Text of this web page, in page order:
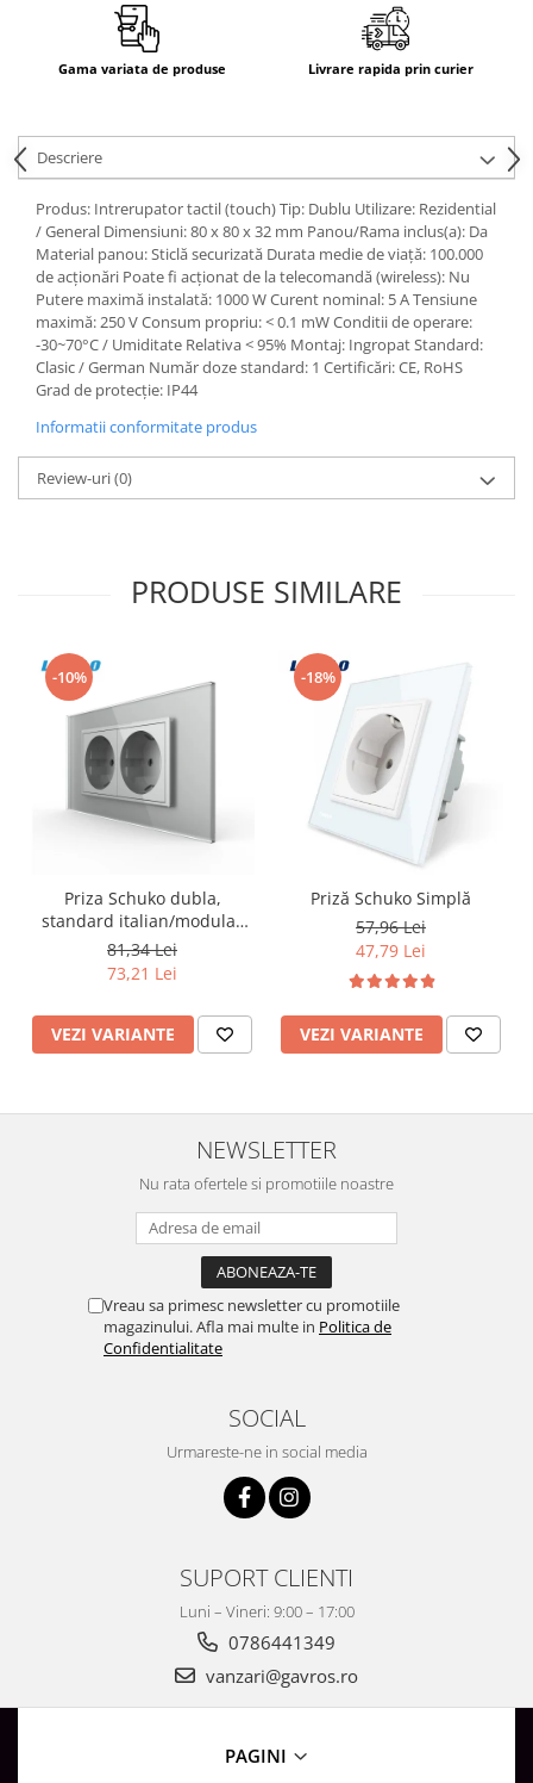
Gama variata de produse Livrare rapida prin curier
Descriere
Produs: Intrerupator tactil (touch) Tip: Dublu Utilizare: Rezidential
/ General Dimensiuni: 80 x 80 x 32 mm Panou/Rama inclus(a): Da
Material panou: Sticlă securizată Durata medie de viață: 100.000
de acționări Poate fi acționat de la telecomandă (wireless): Nu
Putere maximă instalată: 1000 W Curent nominal: 5 A Tensiune
maximă: 250 V Consum propriu: < 0.1 mW Conditii de operare:
-30~70°C / Umiditate Relativa < 95% Montaj: Ingropat Standard:
Clasic / German Număr doze standard: 1 Certificări: CE, RoHS
Grad de protecție: IP44
Informatii conformitate produs
Review-uri(0)
PRODUSE SIMILARE
-10%
Priza Schuko dubla,
standard italian/modular
4M
81,34 Lei
73,21 Lei
VEZI VARIANTE
-18%
Priză Schuko Simplă
57,96 Lei
47,79 Lei
VEZI VARIANTE
NEWSLETTER
Nu rata ofertele si promotiile noastre
Vreau sa primesc newsletter cu promotiile
magazinului. Afla mai multe in Politica de
Confidentialitate
SOCIAL
Urmareste-ne in social media
SUPORT CLIENTI
Luni – Vineri: 9:00 – 17:00
0786441349
vanzari@gavros.ro
PAGINI